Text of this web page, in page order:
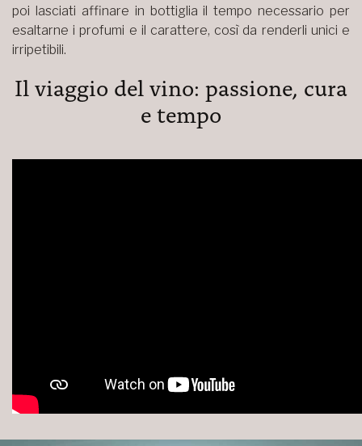
poi lasciati affinare in bottiglia il tempo necessario per
esaltarne i profumi e il carattere, così da renderli unici e
irripetibili.
Il viaggio del vino: passione, cura
e tempo